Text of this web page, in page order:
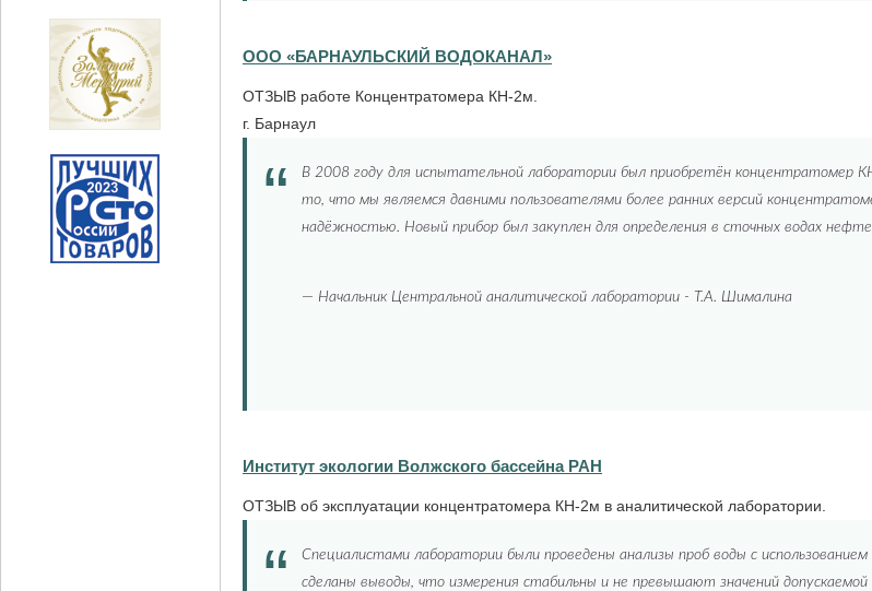
ООО «БАРНАУЛЬСКИЙ ВОДОКАНАЛ»
ОТЗЫВ работе Концентратомера КН-2м.
г. Барнаул
В 2008 году для испытательной лаборатории был приобретён концентратомер
то, что мы являемся давними пользователями более ранних версий
надёжностью. Новый прибор был закуплен для определения в сточных водах
— Начальник Центральной аналитической лаборатории - Т.А. Шималина
Институт экологии Волжского бассейна РАН
ОТЗЫВ об эксплуатации концентратомера КН-2м в аналитической лаборатории.
Специалистами лаборатории были проведены анализы проб воды с
сделаны выводы, что измерения стабильны и не превышают значений